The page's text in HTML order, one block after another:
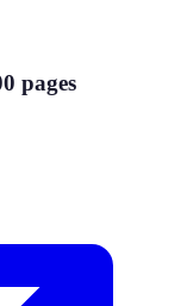
pages